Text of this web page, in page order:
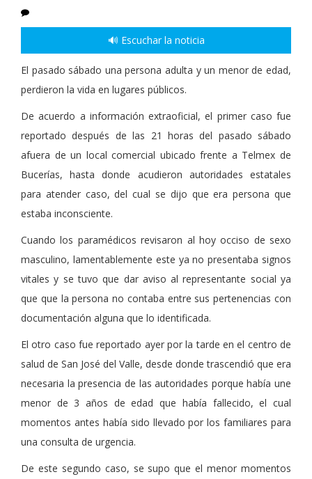
🔊 Escuchar la noticia
El pasado sábado una persona adulta y un menor de edad,
perdieron la vida en lugares públicos.
De acuerdo a información extraoficial, el primer caso fue
reportado después de las 21 horas del pasado sábado
afuera de un local comercial ubicado frente a Telmex de
Bucerías, hasta donde acudieron autoridades estatales
para atender caso, del cual se dijo que era persona que
estaba inconsciente.
Cuando los paramédicos revisaron al hoy occiso de sexo
masculino, lamentablemente este ya no presentaba signos
vitales y se tuvo que dar aviso al representante social ya
que que la persona no contaba entre sus pertenencias con
documentación alguna que lo identificada.
El otro caso fue reportado ayer por la tarde en el centro de
salud de San José del Valle, desde donde trascendió que era
necesaria la presencia de las autoridades porque había une
menor de 3 años de edad que había fallecido, el cual
momentos antes había sido llevado por los familiares para
una consulta de urgencia.
De este segundo caso, se supo que el menor momentos